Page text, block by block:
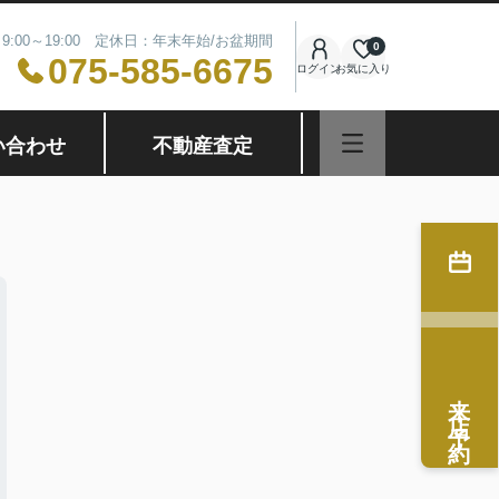
～19:00 定休日：年末年始/お盆期間
075-585-6675 ログインお気に入り
0
合わせ 不動産査定
来店予約